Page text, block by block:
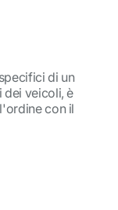
di un
dei veicoli, è
con il